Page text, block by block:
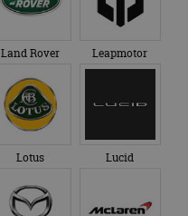
Land Rover Leapmotor
Lotus Lucid